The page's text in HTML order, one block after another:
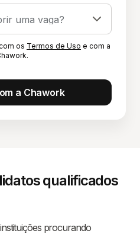
os Termos de Uso e com a
a Chawork
qualificados
instituições procurando